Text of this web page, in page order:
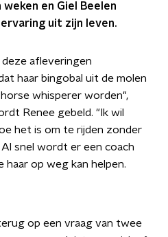
en Giel Beelen
uit zijn leven.
afleveringen
haar bingobal uit de molen
whisperer worden",
Renee gebeld. "Ik wil
het is om te rijden zonder
snel wordt er een coach
op weg kan helpen.
op een vraag van twee